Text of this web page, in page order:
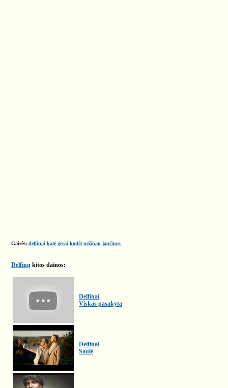
Gairės: delfinai katė gerai kodėl nežinau jaučiuos
Delfinų kitos dainos:
Delfinai
Viskas pasakyta
Delfinai
Saulė